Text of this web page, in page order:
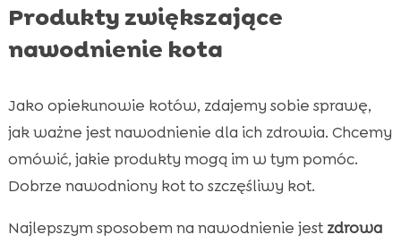
Produkty zwiększające
nawodnienie kota
Jako opiekunowie kotów, zdajemy sobie sprawę,
jak ważne jest nawodnienie dla ich zdrowia. Chcemy
omówić, jakie produkty mogą im w tym pomóc.
Dobrze nawodniony kot to szczęśliwy kot.
Najlepszym sposobem na nawodnienie jest zdrowa